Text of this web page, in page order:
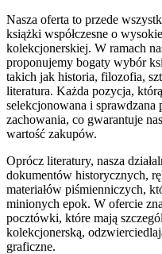
Nasza oferta to przede
książki współczesne o
kolekcjonerskiej. W ramach
proponujemy bogaty wybór
takich jak historia, filozofia,
literatura. Każda pozycja,
selekcjonowana i sprawdzana
zachowania, co gwarantuje
wartość zakupów.
Oprócz literatury, nasza
dokumentów historycznych,
materiałów piśmienniczych,
minionych epok. W ofercie
pocztówki, które mają
kolekcjonerską,
graficzne.